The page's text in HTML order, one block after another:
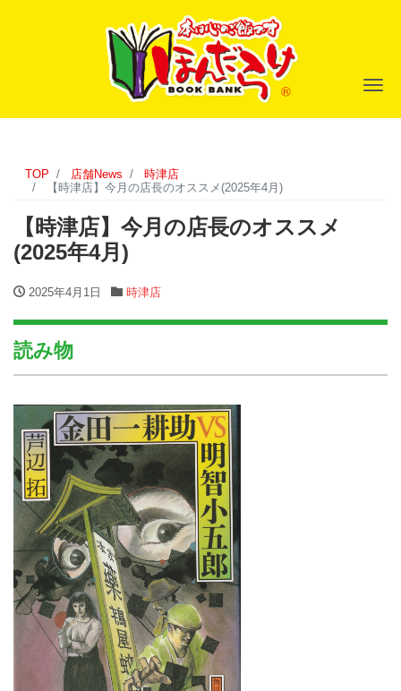
ナ
TOP 店舗News
時津店
【時津店】今月の店長のオススメ(2025年4月)
【時津店】今月の店長のオススメ
(2025年4月)
2025年4月1日 時津店
読み物